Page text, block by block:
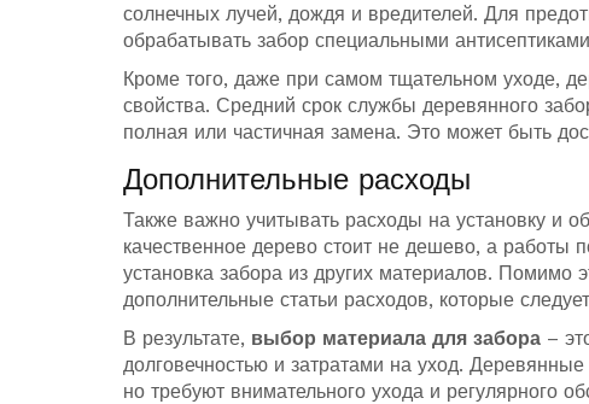
солнечных лучей, дождя и вредителей. Для
обрабатывать забор специальными
Кроме того, даже при самом тщательном уходе,
свойства. Средний срок службы деревянного
полная или частичная замена. Это может быть
Дополнительные расходы
Также важно учитывать расходы на установку и
качественное дерево стоит не дешево, а работы
установка забора из других материалов. Помимо
дополнительные статьи расходов, которые
В результате, выбор материала для забора –
долговечностью и затратами на уход.
но требуют внимательного ухода и регулярного